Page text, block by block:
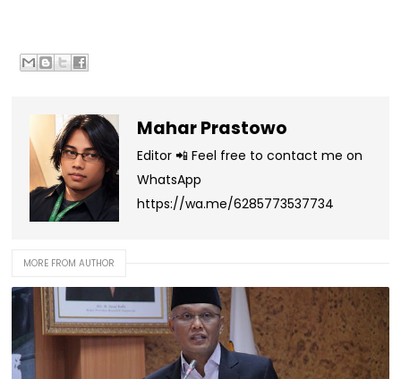
Mahar Prastowo
Editor 📲 Feel free to contact me on
WhatsApp
https://wa.me/6285773537734
MORE FROM AUTHOR